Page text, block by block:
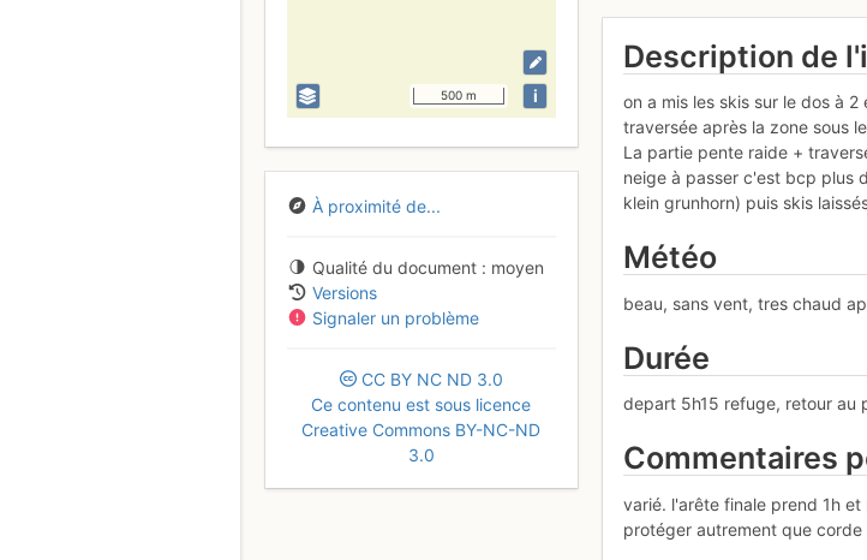
500 m i
À proximité de...
Qualité du document
moyen
Versions
Signaler un problème
CC BY NC ND 3.0
Ce contenu est sous licence
Creative Commons BY-NC-ND
3.0
Description de
on a mis les skis sur le dos à
traversée après la zone sous
La partie pente raide +
neige à passer c'est bcp plus
klein grunhorn) puis skis
Météo
beau, sans vent, tres chaud
Durée
depart 5h15 refuge, retour au
Commentaires
varié. l'arête finale prend 1h
protéger autrement que